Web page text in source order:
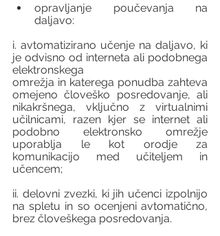
opravljanje poučevanja na
daljavo:
i. avtomatizirano učenje na daljavo, ki
je odvisno od interneta ali podobnega
elektronskega
omrežja in katerega ponudba zahteva
omejeno človeško posredovanje, ali
nikakršnega, vključno z virtualnimi
učilnicami, razen kjer se internet ali
podobno elektronsko omrežje
uporablja le kot orodje za
komunikacijo med učiteljem in
učencem;
ii. delovni zvezki, ki jih učenci izpolnijo
na spletu in so ocenjeni avtomatično,
brez človeškega posredovanja.